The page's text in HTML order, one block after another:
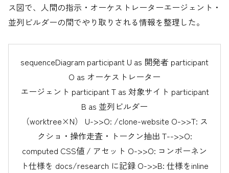
ス図で、人間の指示・オーケストレーターエージェント・
並列ビルダーの間でやり取りされる情報を整理した。
sequenceDiagram participant U as 開発者 participant
O as オーケストレーター
エージェント participant T as 対象サイト participant
B as 並列ビルダー
（worktree×N） U->>O: /clone-website O->>T: ス
クショ・操作走査・トークン抽出 T-->>O:
computed CSS値 / アセット O->>O: コンポーネン
ト仕様を docs/research に記録 O->>B: 仕様をinline